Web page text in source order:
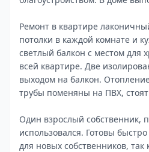
Ремонт в квартире
потолки в каждой комнате и
светлый балкон с местом для
всей квартире. Две
выходом на балкон.
трубы поменяны на ПВХ,
Один взрослый собственник,
использовался. Готовы
для новых собственников,